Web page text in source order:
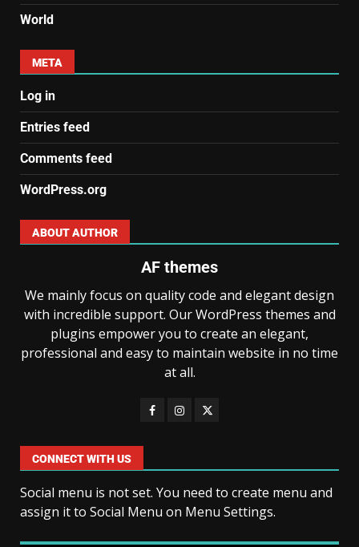
World
META
Log in
Entries feed
Comments feed
WordPress.org
ABOUT AUTHOR
AF themes
We mainly focus on quality code and elegant design
with incredible support. Our WordPress themes and
plugins empower you to create an elegant,
professional and easy to maintain website in no time
at all.
CONNECT WITH US
Social menu is not set. You need to create menu and
assign it to Social Menu on Menu Settings.